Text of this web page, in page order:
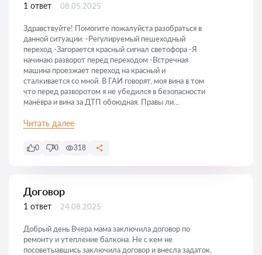
1 ответ 08.05.2025
Здравствуйте! Помогите пожалуйста разобраться в
данной ситуации: -Регулируемый пешеходный
переход -Загорается красный сигнал светофора -Я
начинаю разворот перед переходом -Встречная
машина проезжает переход на красный и
сталкивается со мной. В ГАИ говорят, моя вина в том
что перед разворотом я не убедился в безопасности
манёвра и вина за ДТП обоюдная. Правы ли
Читать далее
0 0 318
Договор
1 ответ 24.08.2025
Добрый день Вчера мама заключила договор по
ремонту и утепление балкона. Не с кем не
посоветыавшись заключила договор и внесла задаток,